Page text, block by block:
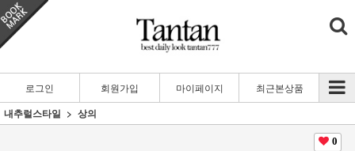
로그인 회원가입 마이페이지 최근본상품
내추럴스타일 상의
0